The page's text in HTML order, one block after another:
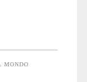
MONDO